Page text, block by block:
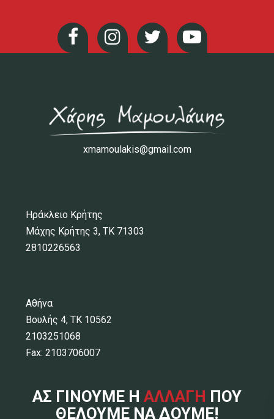
xmamoulakis@gmail.com
Ηράκλειο Κρήτης
Μάχης Κρήτης 3, ΤΚ 71303
2810226563
Αθήνα
Βουλής 4, ΤΚ 10562
2103251068
Fax: 2103706007
ΑΣ ΓΙΝΟΥΜΕ Η ΑΛΛΑΓΗ ΠΟΥ
ΘΕΛΟΥΜΕ ΝΑ ΔΟΥΜΕ!